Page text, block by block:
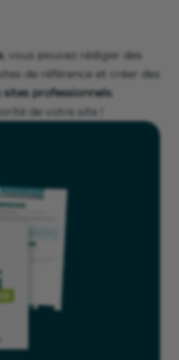
, vous pouvez rédiger des
de référence et créer des
professionnels.
de votre site !